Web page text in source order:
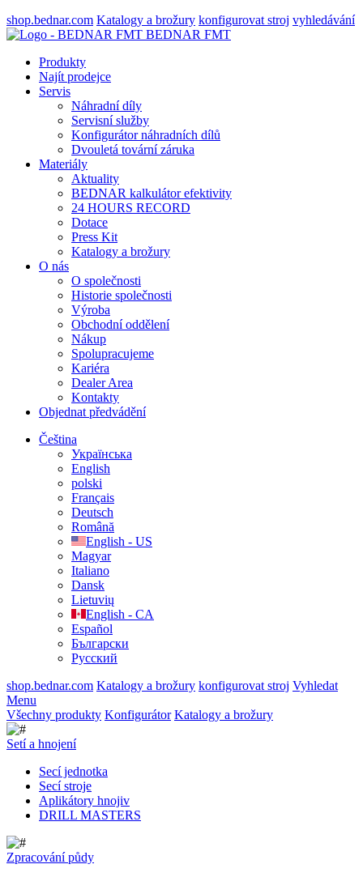
shop.bednar.com Katalogy a brožury konfigurovat stroj vyhledávání
BEDNAR FMT
Produkty
Najít prodejce
Servis
Náhradní díly
Servisní služby
Konfigurátor náhradních dílů
Dvouletá tovární záruka
Materiály
Aktuality
BEDNAR kalkulátor efektivity
24 HOURS RECORD
Dotace
Press Kit
Katalogy a brožury
O nás
O společnosti
Historie společnosti
Výroba
Obchodní oddělení
Nákup
Spolupracujeme
Kariéra
Dealer Area
Kontakty
Objednat předvádění
Čeština
Українська
English
polski
Français
Deutsch
Română
English - US
Magyar
Italiano
Dansk
Lietuvių
English - CA
Español
Български
Русский
shop.bednar.com Katalogy a brožury konfigurovat stroj Vyhledat
Menu
Všechny produkty Konfigurátor Katalogy a brožury
Setí a hnojení
Secí jednotka
Secí stroje
Aplikátory hnojiv
DRILL MASTERS
Zpracování půdy